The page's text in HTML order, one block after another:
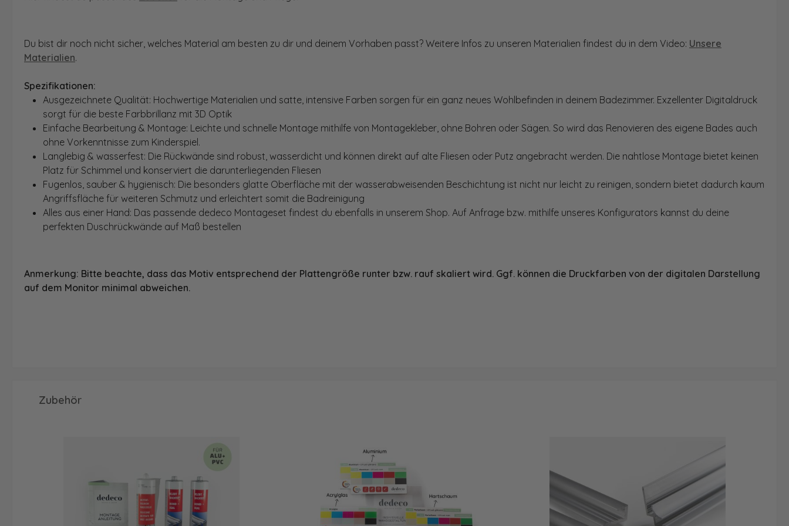
Du bist dir noch nicht sicher, welches Material am besten zu dir und deinem Vorhaben passt? Weitere Infos zu unseren Materialien findest du in dem Video: Unsere
Materialien.
Spezifikationen:
Ausgezeichnete Qualität: Hochwertige Materialien und satte, intensive Farben sorgen für ein ganz neues Wohlbefinden in deinem Badezimmer. Exzellenter Digitaldruck
sorgt für die beste Farbbrillanz mit 3D Optik
Einfache Bearbeitung & Montage: Leichte und schnelle Montage mithilfe von Montagekleber, ohne Bohren oder Sägen. So wird das Renovieren des eigene Bades auch
ohne Vorkenntnisse zum Kinderspiel.
Langlebig & wasserfest: Die Rückwände sind robust, wasserdicht und können direkt auf alte Fliesen oder Putz angebracht werden. Die nahtlose Montage bietet keinen
Platz für Schimmel und konserviert die darunterliegenden Fliesen
Fugenlos, sauber & hygienisch: Die besonders glatte Oberfläche mit der wasserabweisenden Beschichtung ist nicht nur leicht zu reinigen, sondern bietet dadurch kaum
Angriffsfläche für weiteren Schmutz und erleichtert somit die Badreinigung
Alles aus einer Hand: Das passende dedeco Montageset findest du ebenfalls in unserem Shop. Auf Anfrage bzw. mithilfe unseres Konfigurators kannst du deine
perfekten Duschrückwände auf Maß bestellen
Anmerkung: Bitte beachte, dass das Motiv entsprechend der Plattengröße runter bzw. rauf skaliert wird. Ggf. können die Druckfarben von der digitalen Darstellung
auf dem Monitor minimal abweichen.
Produktgalerie überspringen
Zubehör